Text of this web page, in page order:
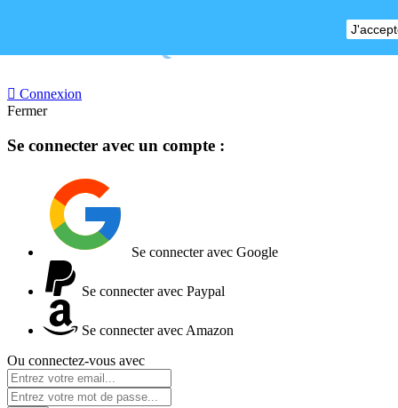
 Connexion
Fermer
Se connecter avec un compte :
Se connecter avec Google
Se connecter avec Paypal
Se connecter avec Amazon
Ou connectez-vous avec